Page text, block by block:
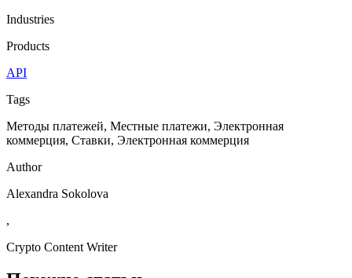
Industries
Products
API
Tags
Методы платежей, Местные платежи, Электронная
коммерция, Ставки, Электронная коммерция
Author
Alexandra Sokolova
,
Crypto Content Writer